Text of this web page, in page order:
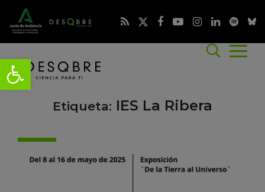
Etiqueta: IES La Ribera